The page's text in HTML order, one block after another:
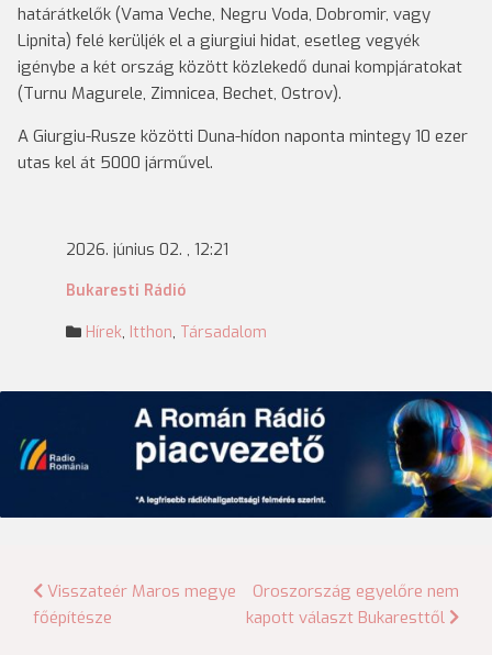
határátkelők (Vama Veche, Negru Voda, Dobromir, vagy
Lipnita) felé kerüljék el a giurgiui hidat, esetleg vegyék
igénybe a két ország között közlekedő dunai kompjáratokat
(Turnu Magurele, Zimnicea, Bechet, Ostrov).
A Giurgiu-Rusze közötti Duna-hídon naponta mintegy 10 ezer
utas kel át 5000 járművel.
2026. június 02. , 12:21
Bukaresti Rádió
Hírek, Itthon, Társadalom
Bejegyzés
navigáció
Visszateér Maros megye
főépítésze
Oroszország egyelőre nem
kapott választ Bukaresttől